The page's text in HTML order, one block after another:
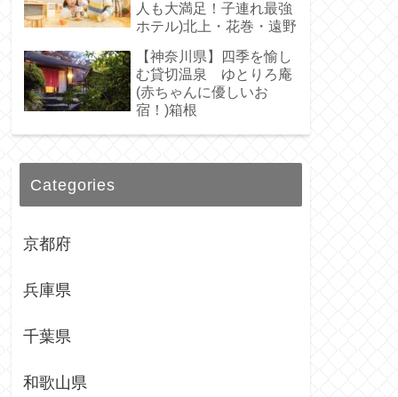
人も大満足！子連れ最強
ホテル)北上・花巻・遠野
【神奈川県】四季を愉し
む貸切温泉 ゆとりろ庵
(赤ちゃんに優しいお
宿！)箱根
Categories
京都府
兵庫県
千葉県
和歌山県